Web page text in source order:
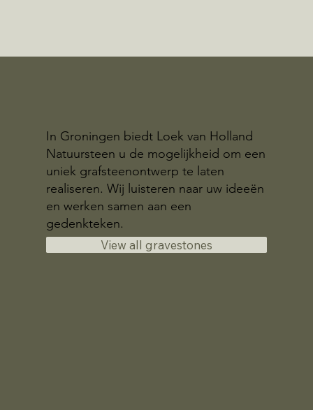
In Groningen biedt Loek van Holland
Natuursteen u de mogelijkheid om een
uniek grafsteenontwerp te laten
realiseren. Wij luisteren naar uw ideeën
en werken samen aan een
gedenkteken.
View all gravestones